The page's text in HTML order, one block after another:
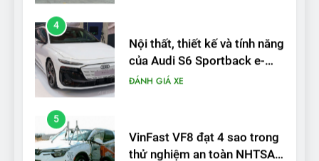
4
của Audi S6 Sportback e-
tron
ĐÁNH GIÁ XE
5
thử nghiệm an toàn NHTSA